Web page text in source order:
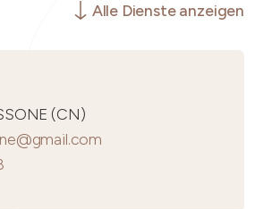
Alle Dienste anzeigen
(CN)